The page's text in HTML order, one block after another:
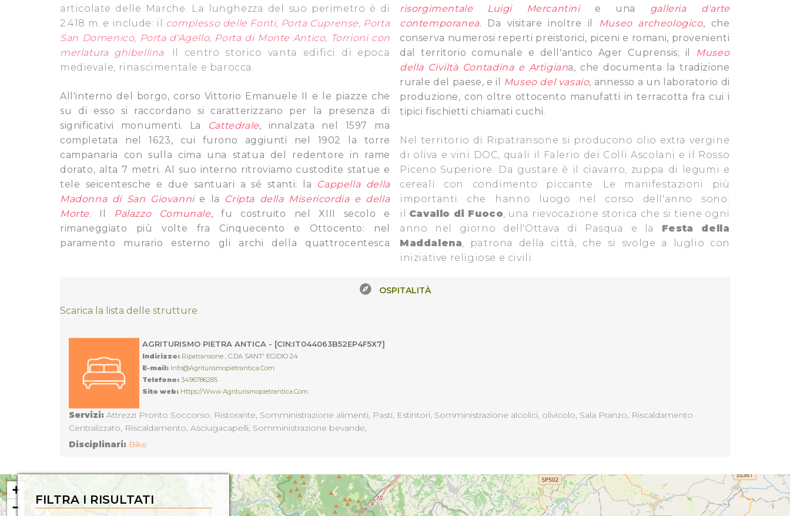
articolate delle Marche. La lunghezza del suo perimetro è di
2.418 m. e include: il complesso delle Fonti, Porta Cuprense, Porta
San Domenico, Porta d'Agello, Porta di Monte Antico, Torrioni con
merlatura ghibellina. Il centro storico vanta edifici di epoca
medievale, rinascimentale e barocca.
All'interno del borgo, corso Vittorio Emanuele II e le piazze che
su di esso si raccordano si caratterizzano per la presenza di
significativi monumenti. La
Cattedrale, innalzata nel 1597 ma
completata nel 1623, cui furono aggiunti nel 1902 la torre
campanaria con sulla cima una statua del redentore in rame
dorato, alta 7 metri. Al suo interno ritroviamo custodite statue e
tele seicentesche e due santuari a sé stanti: la Cappella della
Madonna di San Giovannie la Cripta della Misericordia e della
Morte. Il Palazzo Comunale, fu costruito nel XIII secolo e
rimaneggiato più volte fra Cinquecento e Ottocento: nel
paramento murario esterno gli archi della quattrocentesca
risorgimentale Luigi Mercantinie una galleria d'arte
contemporanea. Da visitare inoltre il Museo archeologico, che
conserva numerosi reperti preistorici, piceni e romani, provenienti
dal territorio comunale e dell'antico Ager Cuprensis; il Museo
della Civiltà Contadina e Artigiana, che documenta la tradizione
rurale del paese, e il
Museo del vasaio, annesso a un laboratorio di
produzione, con oltre ottocento manufatti in terracotta fra cui i
tipici fischietti chiamati cuchi.
Nel territorio di Ripatransone si producono olio extra vergine
di oliva e vini DOC, quali il Falerio dei Colli Ascolani e il Rosso
Piceno Superiore. Da gustare è il ciavarro, zuppa di legumi e
cereali con condimento piccante. Le manifestazioni più
importanti che hanno luogo nel corso dell'anno sono:
il Cavallo di Fuoco, una rievocazione storica che si tiene ogni
anno nel giorno dell'Ottava di Pasqua e la Festa della
Maddalena, patrona della città, che si svolge a luglio con
iniziative religiose e civili.
OSPITALITÀ
Scarica la lista delle strutture
AGRITURISMO PIETRA ANTICA - [CIN:IT044063B52EP4F5X7]
Indirizzo: Ripatransone , C.DA SANT' EGIDIO 24
E-mail: Info@agriturismopietrantica.com
Telefono: 3496786285
Sito web: Https://www.agriturismopietrantica.com
Servizi: Attrezzi Pronto Soccorso, Ristorante, Somministrazione alimenti, Pasti, Estintori, Somministrazione alcolici, olivicolo, Sala Pranzo, Riscaldamento
Centralizzato, Riscaldamento, Asciugacapelli, Somministrazione bevande,
Disciplinari: Bike
+
−
FILTRA I RISULTATI